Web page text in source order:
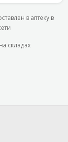
в аптеку в
складах